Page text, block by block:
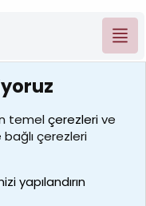
temelçerezlerive
çerezleri
yapılandırın